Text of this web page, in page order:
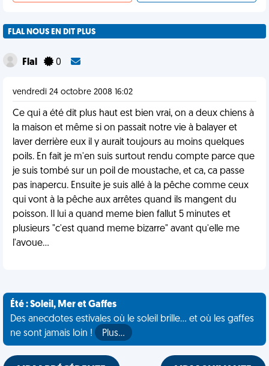
FLAL NOUS EN DIT PLUS
Flal 0
vendredi 24 octobre 2008 16:02
Ce qui a été dit plus haut est bien vrai, on a deux chiens à
la maison et même si on passait notre vie à balayer et
laver derrière eux il y aurait toujours au moins quelques
poils. En fait je m'en suis surtout rendu compte parce que
je suis tombé sur un poil de moustache, et ca, ca passe
pas inapercu. Ensuite je suis allé à la pêche comme ceux
qui vont à la pêche aux arrêtes quand ils mangent du
poisson. Il lui a quand meme bien fallut 5 minutes et
plusieurs "c'est quand meme bizarre" avant qu'elle me
l'avoue...
Été : Soleil, Mer et Gaffes
Des anecdotes estivales où le soleil brille... et où les gaffes
ne sont jamais loin !
Plus…